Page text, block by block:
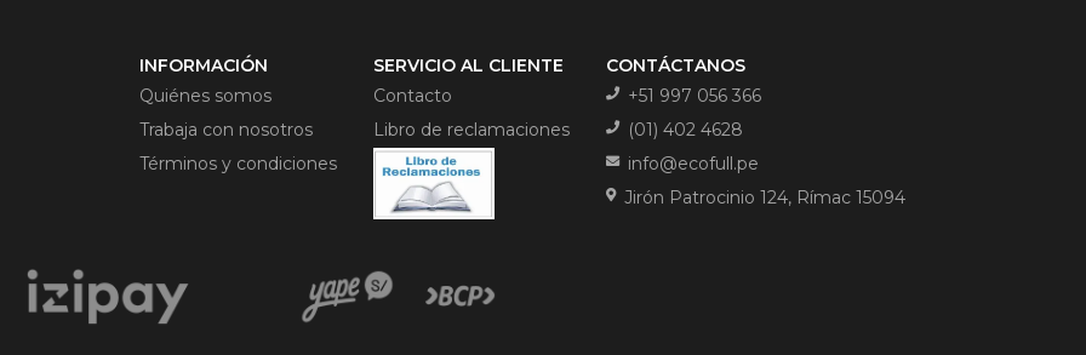
INFORMACIÓN
Quiénes somos
Trabaja con nosotros
Términos y condiciones
SERVICIO AL CLIENTE
Contacto
Libro de reclamaciones
CONTÁCTANOS
+51 997 056 366
(01) 402 4628
info@ecofull.pe
Jirón Patrocinio 124, Rímac 15094